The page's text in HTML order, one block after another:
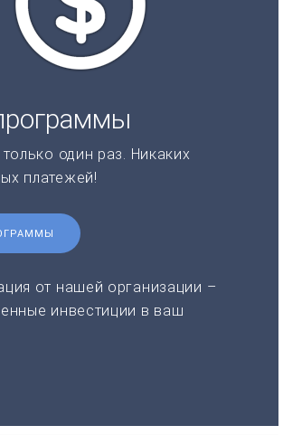
один раз. Никаких
платежей!
от нашей организации –
инвестиции в ваш